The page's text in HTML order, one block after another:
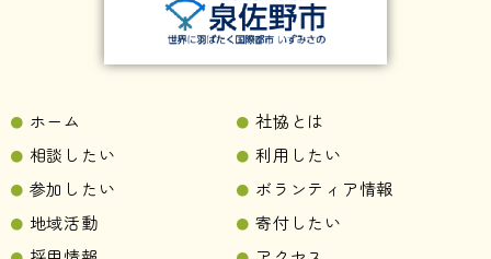
ホーム
社協とは
相談したい
利用したい
参加したい
ボランティア情報
地域活動
寄付したい